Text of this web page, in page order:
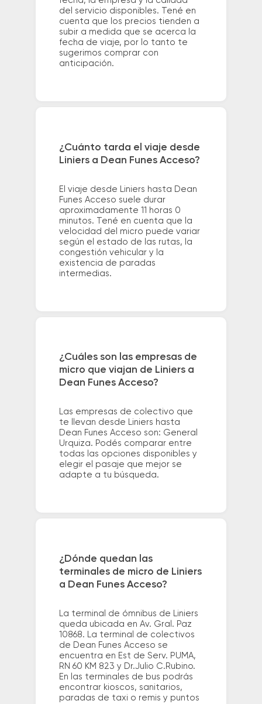
del servicio disponibles. Tené en
cuenta que los precios tienden a
subir a medida que se acerca la
fecha de viaje, por lo tanto te
sugerimos comprar con
anticipación.
¿Cuánto tarda el viaje desde
Liniers a Dean Funes Acceso?
El viaje desde Liniers hasta Dean
Funes Acceso suele durar
aproximadamente 11 horas 0
minutos. Tené en cuenta que la
velocidad del micro puede variar
según el estado de las rutas, la
congestión vehicular y la
existencia de paradas
intermedias.
¿Cuáles son las empresas de
micro que viajan de Liniers a
Dean Funes Acceso?
Las empresas de colectivo que
te llevan desde Liniers hasta
Dean Funes Acceso son: General
Urquiza. Podés comparar entre
todas las opciones disponibles y
elegir el pasaje que mejor se
adapte a tu búsqueda.
¿Dónde quedan las
terminales de micro de Liniers
a Dean Funes Acceso?
La terminal de ómnibus de Liniers
queda ubicada en Av. Gral. Paz
10868. La terminal de colectivos
de Dean Funes Acceso se
encuentra en Est de Serv. PUMA,
RN 60 KM 823 y Dr.Julio C.Rubino.
En las terminales de bus podrás
encontrar kioscos, sanitarios,
paradas de taxi o remis y puntos